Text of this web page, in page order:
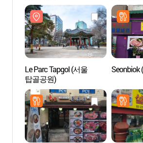
Le Parc Tapgol (서울
탑골공원)
Seonbiok